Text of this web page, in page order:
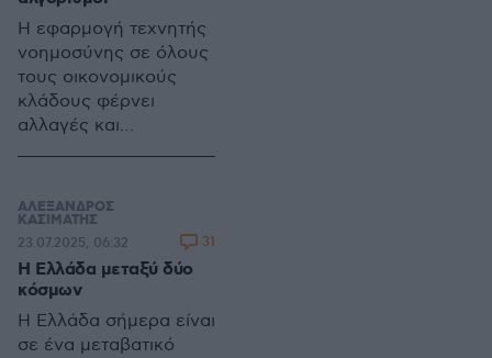
Η εφαρμογή τεχνητής
νοημοσύνης σε όλους
τους οικονομικούς
κλάδους φέρνει
αλλαγές και
να φανταστούμε
ΑΛΕΞΑΝΔΡΟΣ
ΚΑΣΙΜΑΤΗΣ
Η Ελλάδα μεταξύ δύο
κόσμων
Η Ελλάδα σήμερα είναι
σε ένα μεταβατικό
23.07.2025, 06:32 31